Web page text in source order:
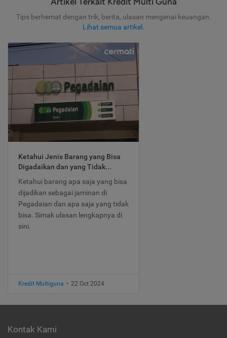
Tips berhemat dengan trik, berita, ulasan mengenai keuangan.
Lihat semua artikel .
Ketahui Jenis Barang yang Bisa
Digadaikan dan yang Tidak...
Ketahui barang apa saja yang bisa
dijadikan sebagai jaminan di
Pegadaian dan apa saja yang tidak
bisa. Simak ulasan lengkapnya di
sini.
Kredit Multiguna • 22 Oct 2024
Kontak Kami